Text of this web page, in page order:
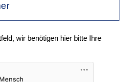
wir benötigen hier bitte Ihre